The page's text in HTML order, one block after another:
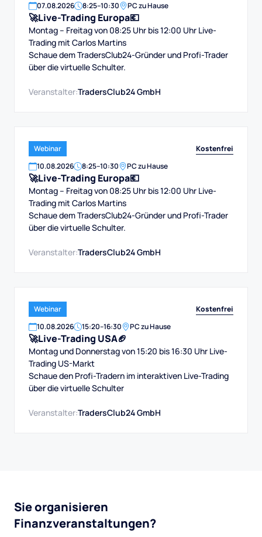
07.08.2026 8:25–10:30 PC zu Hause
🚀Live-Trading Europa💶
Montag – Freitag von 08:25 Uhr bis 12:00 Uhr Live-
Trading mit Carlos Martins
Schaue dem TradersClub24-Gründer und Profi-Trader
über die virtuelle Schulter.
Veranstalter:TradersClub24 GmbH
Webinar
Kostenfrei
10.08.2026 8:25–10:30 PC zu Hause
🚀Live-Trading Europa💶
Montag – Freitag von 08:25 Uhr bis 12:00 Uhr Live-
Trading mit Carlos Martins
Schaue dem TradersClub24-Gründer und Profi-Trader
über die virtuelle Schulter.
Veranstalter:TradersClub24 GmbH
Webinar
Kostenfrei
10.08.2026 15:20–16:30 PC zu Hause
🚀Live-Trading USA🏈
Montag und Donnerstag von 15:20 bis 16:30 Uhr Live-
Trading US-Markt
Schaue den Profi-Tradern im interaktiven Live-Trading
über die virtuelle Schulter
Veranstalter:TradersClub24 GmbH
Sie organisieren
Finanzveranstaltungen?